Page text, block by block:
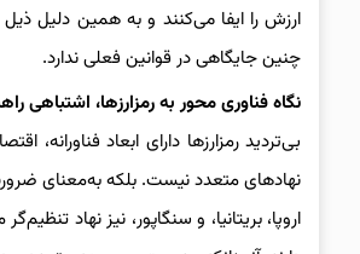
ارزش را ایفا می‌کنند و به همین دلیل ذیل
چنین جایگاهی در قوانین فعلی ندارد.
نگاه فناوری محور به رمزارزها، اشتباهی
بی‌تردید رمزارزها دارای ابعاد
نهادهای متعدد نیست. بلکه به‌معنای
اروپا، بریتانیا، و سنگاپور، نیز نهاد